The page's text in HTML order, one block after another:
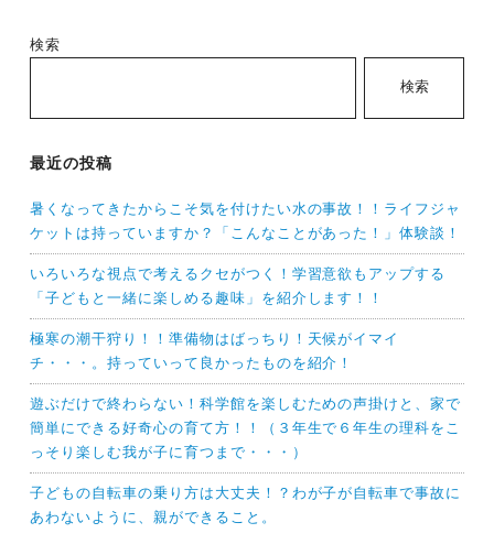
検索
検索
最近の投稿
暑くなってきたからこそ気を付けたい水の事故！！ライフジャ
ケットは持っていますか？「こんなことがあった！」体験談！
いろいろな視点で考えるクセがつく！学習意欲もアップする
「子どもと一緒に楽しめる趣味」を紹介します！！
極寒の潮干狩り！！準備物はばっちり！天候がイマイ
チ・・・。持っていって良かったものを紹介！
遊ぶだけで終わらない！科学館を楽しむための声掛けと、家で
簡単にできる好奇心の育て方！！（３年生で６年生の理科をこ
っそり楽しむ我が子に育つまで・・・）
子どもの自転車の乗り方は大丈夫！？わが子が自転車で事故に
あわないように、親ができること。